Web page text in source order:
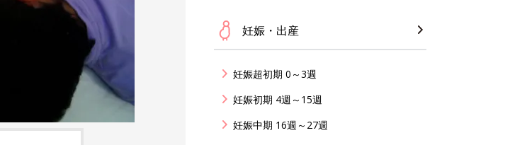
妊娠・出産
妊娠超初期 0～3週
妊娠初期 4週～15週
妊娠中期 16週～27週